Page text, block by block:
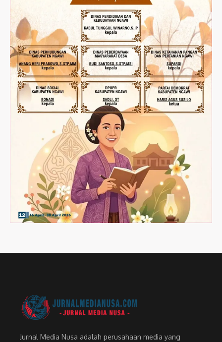
Jurnal Media Nusa adalah perusahaan media yang